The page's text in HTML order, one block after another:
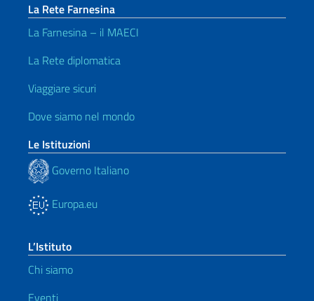
La Rete Farnesina
La Farnesina – il MAECI
La Rete diplomatica
Viaggiare sicuri
Dove siamo nel mondo
Le Istituzioni
Governo Italiano
Europa.eu
L’Istituto
Chi siamo